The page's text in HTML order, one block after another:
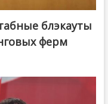
блэкауты
ферм